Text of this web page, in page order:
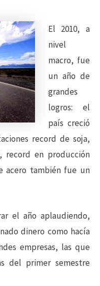
El 2010, a
nivel
macro, fue
un año de
grandes
logros: el
país creció
record de soja,
record en producción
acero también fue un
el año aplaudiendo,
dinero como hacía
empresas, las que
del primer semestre